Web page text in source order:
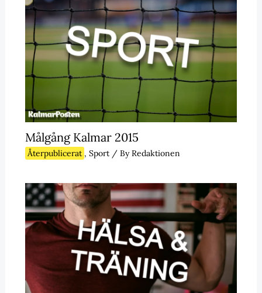
Målgång Kalmar 2015
Återpublicerat , Sport/ ByRedaktionen